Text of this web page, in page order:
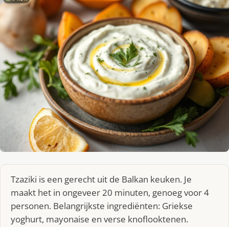
Tzaziki is een gerecht uit de Balkan keuken. Je
maakt het in ongeveer 20 minuten, genoeg voor 4
personen. Belangrijkste ingrediënten: Griekse
yoghurt, mayonaise en verse knoflooktenen.